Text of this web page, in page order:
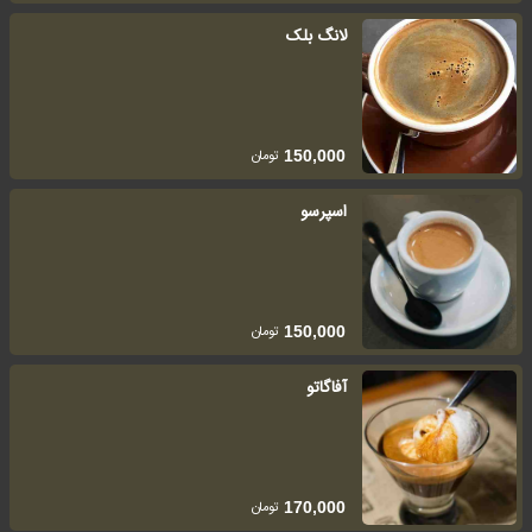
لانگ بلک
150,000 تومان
اسپرسو
150,000 تومان
آفاگاتو
170,000 تومان